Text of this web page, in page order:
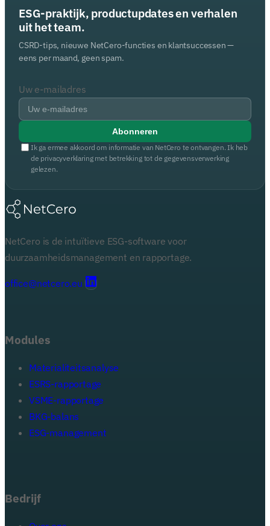
ESG-praktijk, productupdates en verhalen
uit het team.
CSRD-tips, nieuwe NetCero-functies en klantsuccessen —
eens per maand, geen spam.
Uw e-mailadres
Abonneren
Ik ga ermee akkoord om informatie van NetCero te ontvangen. Ik heb
de privacyverklaring met betrekking tot de gegevensverwerking
gelezen.
NetCero is de intuïtieve ESG-software voor
duurzaamheidsmanagement en rapportage.
office@netcero.eu
Modules
Materialiteitsanalyse
ESRS-rapportage
VSME-rapportage
BKG-balans
ESG-management
Bedrijf